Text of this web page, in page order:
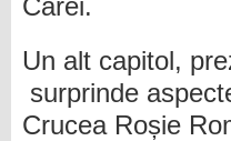
Carei.
Un alt capitol,
surprinde
Crucea Roșie